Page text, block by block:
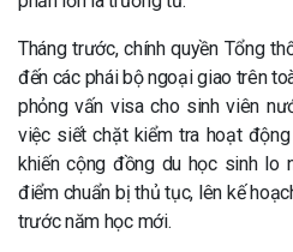
Tháng trước, chính quyền Tổng
đến các phái bộ ngoại giao trên
phỏng vấn visa cho sinh viên
việc siết chặt kiểm tra hoạt
khiến cộng đồng du học sinh lo
điểm chuẩn bị thủ tục, lên kế
trước năm học mới.